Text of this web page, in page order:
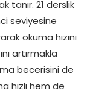
tanır. 21 derslik
seviyesine
okuma hızını
artırmakla
becerisini de
hızlı hem de